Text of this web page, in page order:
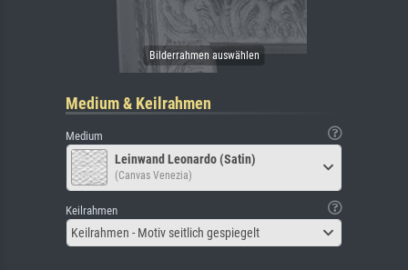
Medium & Keilrahmen
Medium
Leinwand Leonardo (Satin)
(Canvas Venezia)
Keilrahmen
Keilrahmen - Motiv seitlich gespiegelt